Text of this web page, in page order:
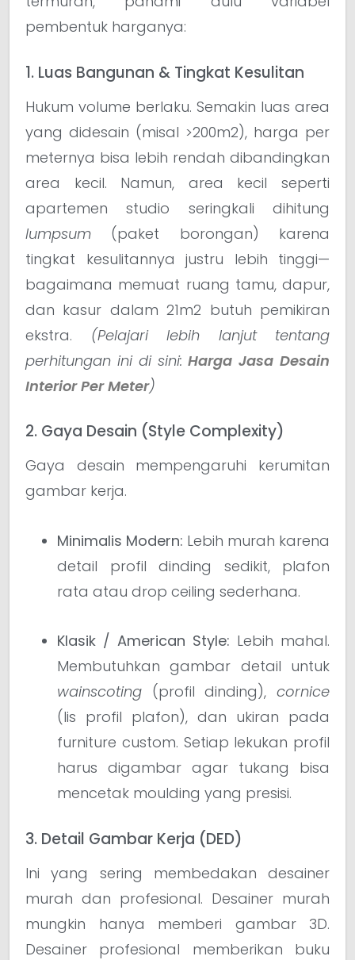
pembentuk harganya:
1. Luas Bangunan & Tingkat Kesulitan
Hukum volume berlaku. Semakin luas area
yang didesain (misal >200m2), harga per
meternya bisa lebih rendah dibandingkan
area kecil. Namun, area kecil seperti
apartemen studio seringkali dihitung
lumpsum (paket borongan) karena
tingkat kesulitannya justru lebih tinggi—
bagaimana memuat ruang tamu, dapur,
dan kasur dalam 21m2 butuh pemikiran
ekstra. (Pelajari lebih lanjut tentang
perhitungan ini di sini:Harga Jasa Desain
Interior Per Meter)
2. Gaya Desain (Style Complexity)
Gaya desain mempengaruhi kerumitan
gambar kerja.
Minimalis Modern: Lebih murah karena
detail profil dinding sedikit, plafon
rata atau drop ceiling sederhana.
Klasik / American Style: Lebih mahal.
Membutuhkan gambar detail untuk
wainscoting (profil dinding), cornice
(lis profil plafon), dan ukiran pada
furniture custom. Setiap lekukan profil
harus digambar agar tukang bisa
mencetak moulding yang presisi.
3. Detail Gambar Kerja (DED)
Ini yang sering membedakan desainer
murah dan profesional. Desainer murah
mungkin hanya memberi gambar 3D.
Desainer profesional memberikan buku